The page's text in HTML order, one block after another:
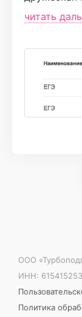
добрый и
разберет
караоке
котиками в
читать
ООО
ИНН:
Политика